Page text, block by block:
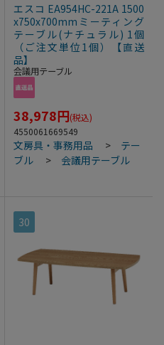
エスコ EA954HC-221A 1500
x750x700mmミーティング
テーブル(ナチュラル) 1個
（ご注文単位1個）【直送
品】
会議用テーブル
38,978円(税込)
4550061669549
文房具・事務用品 > テー
ブル
> 会議用テーブル
30